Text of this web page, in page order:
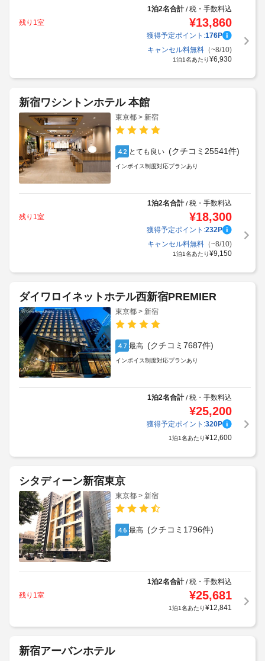
1泊2名合計/税・手数料込
残り1室
¥13,860
獲得予定ポイント:176P
キャンセル料無料（~8/10)
1泊1名あたり¥6,930
新宿ワシントンホテル 本館
東京都 > 新宿
4.2 とても良い (クチコミ25541件)
インボイス制度対応プランあり
1泊2名合計/税・手数料込
残り1室
¥18,300
獲得予定ポイント:232P
キャンセル料無料（~8/10)
1泊1名あたり¥9,150
ダイワロイネットホテル西新宿PREMIER
東京都 > 新宿
4.7 最高 (クチコミ7687件)
インボイス制度対応プランあり
1泊2名合計/税・手数料込
¥25,200
獲得予定ポイント:320P
1泊1名あたり¥12,600
シタディーン新宿東京
東京都 > 新宿
4.6 最高 (クチコミ1796件)
1泊2名合計/税・手数料込
残り1室
¥25,681
1泊1名あたり¥12,841
新宿アーバンホテル